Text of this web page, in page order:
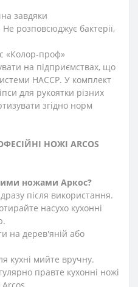
завдяки
розповсюджує бактерії,
«Колор-проф»
на підприємствах, що
HACCP. У комплект
для рукоятки різних
згідно норм
НОЖІ ARCOS
ножами Аркос?
після використання.
насухо кухонні
на дерев'яній або
кухні мийте вручну.
правте кухонні ножі